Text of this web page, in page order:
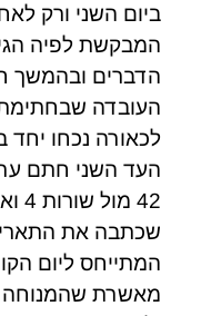
ביום השני ורק
המבקשת לפיה
הדברים ובהמשך
העובדה
לכאורה נכחו
העד השני חתם
42
שכתבה את
מאשרת שהמנוחה